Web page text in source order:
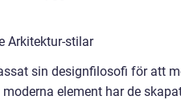
Arkitektur-stilar
sin designfilosofi för att
element har de